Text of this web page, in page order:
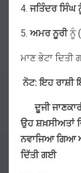
4.ਜਤਿੰਦਰਸਿੰਘ
5. ਅਮਰਨੂਰੀਨੂੰ
ਮਾਣ ਭੇਟਾ ਦਿਤੀ
ਨੋਟ: ਇਹ ਰਾਸ਼ੀ
ਦੂਜੀ
ਉਹ ਸ਼ਖ਼ਸੀਅਤਾਂ
ਨਵਾਜਿਆ ਗਿਆ
ਦਿੱਤੀ ਗਈ